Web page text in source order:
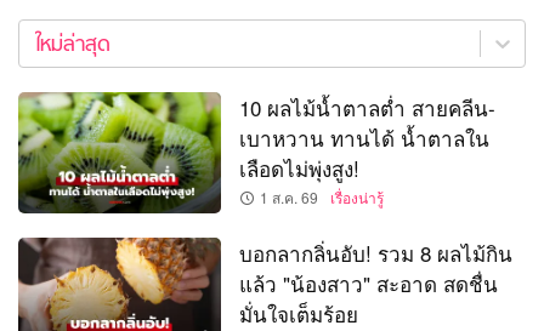
ผล
ไม้
ใหม่
ล่าสุด
ใหม่ล่าสุด
10 ผลไม้น้ำตาลต่ำ สายคลีน-
เบาหวาน ทานได้ น้ำตาลใน
เลือดไม่พุ่งสูง!
1 ส.ค. 69 เรื่องน่ารู้
บอกลากลิ่นอับ! รวม 8 ผลไม้กิน
แล้ว "น้องสาว" สะอาด สดชื่น
มั่นใจเต็มร้อย